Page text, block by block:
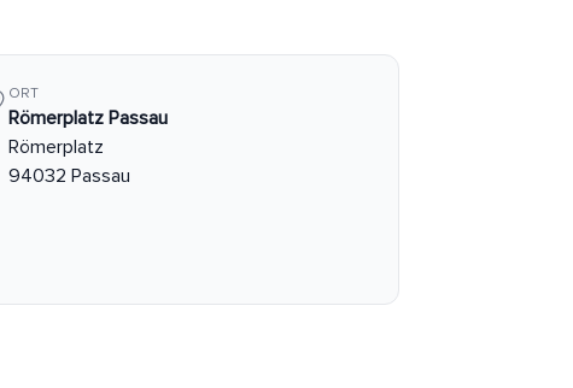
ORT
Römerplatz Passau
Römerplatz
94032 Passau